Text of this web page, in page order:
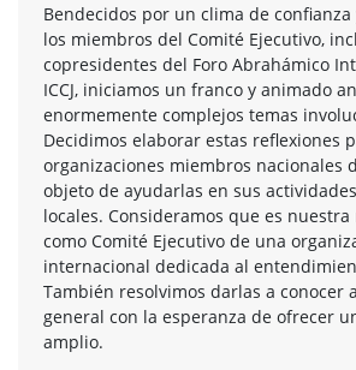
Bendecidos por un clima de
los miembros del Comité Ejecutivo,
copresidentes del Foro Abrahámico
ICCJ, iniciamos un franco y animado
enormemente complejos temas
Decidimos elaborar estas reflexiones
organizaciones miembros nacionales
objeto de ayudarlas en sus
locales. Consideramos que es
como Comité Ejecutivo de una
internacional dedicada al
También resolvimos darlas a conocer
general con la esperanza de ofrecer
amplio.